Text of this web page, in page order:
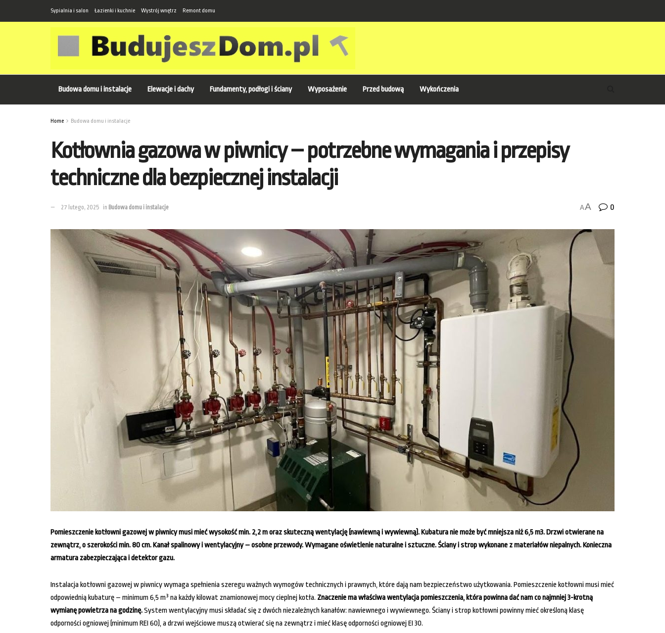
Sypialnia i salon Łazienki i kuchnie Wystrój wnętrz Remont domu
Budowa domu i instalacje Elewacje i dachy Fundamenty, podłogi i ściany Wyposażenie Przed budową Wykończenia
Home Budowa domu i instalacje
Kotłownia gazowa w piwnicy – potrzebne wymagania i przepisy
techniczne dla bezpiecznej instalacji
27 lutego, 2025 in Budowa domu i instalacje AA 0
Pomieszczenie kotłowni gazowej w piwnicy musi mieć wysokość min. 2,2 m oraz skuteczną wentylację (nawiewną i wywiewną). Kubatura nie może być mniejsza niż 6,5 m3. Drzwi otwierane na
zewnątrz, o szerokości min. 80 cm. Kanał spalinowy i wentylacyjny – osobne przewody. Wymagane oświetlenie naturalne i sztuczne. Ściany i strop wykonane z materiałów niepalnych. Konieczna
armatura zabezpieczająca i detektor gazu.
Instalacja kotłowni gazowej w piwnicy wymaga spełnienia szeregu ważnych wymogów technicznych i prawnych, które dają nam bezpieczeństwo użytkowania. Pomieszczenie kotłowni musi mieć
odpowiednią kubaturę – minimum 6,5 m³ na każdy kilowat znamionowej mocy cieplnej kotła. Znaczenie ma właściwa wentylacja pomieszczenia, która powinna dać nam co najmniej 3-krotną
wymianę powietrza na godzinę.System wentylacyjny musi składać się z dwóch niezależnych kanałów: nawiewnego i wywiewnego. Ściany i strop kotłowni powinny mieć określoną klasę
odporności ogniowej (minimum REI 60), a drzwi wejściowe muszą otwierać się na zewnątrz i mieć klasę odporności ogniowej EI 30.